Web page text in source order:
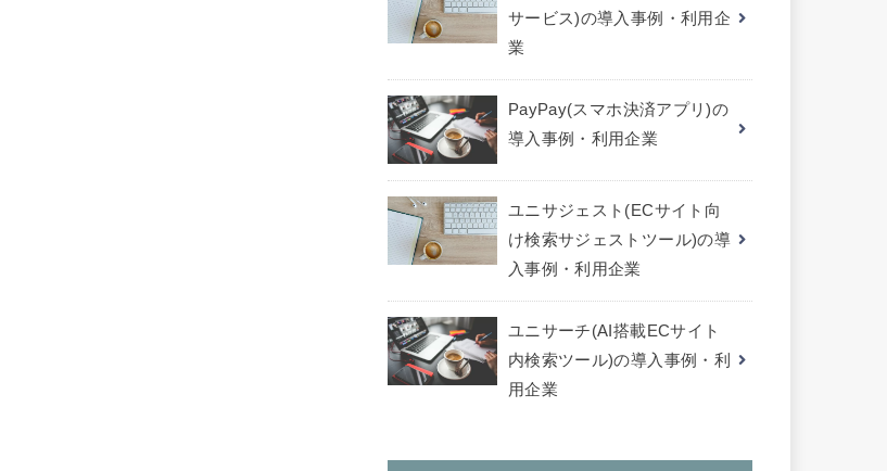
サービス)の導入事例・利用企
業
PayPay(スマホ決済アプリ)の
導入事例・利用企業
ユニサジェスト(ECサイト向
け検索サジェストツール)の導
入事例・利用企業
ユニサーチ(AI搭載ECサイト
内検索ツール)の導入事例・利
用企業